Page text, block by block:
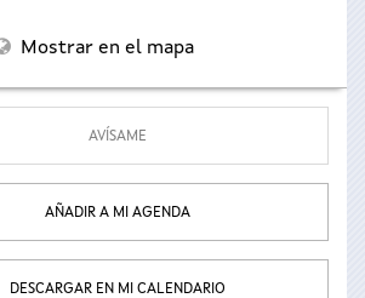
Mostrar en el mapa
AVÍSAME
AÑADIR A MI AGENDA
DESCARGAR EN MI CALENDARIO